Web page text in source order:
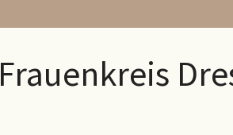
Frauenkreis